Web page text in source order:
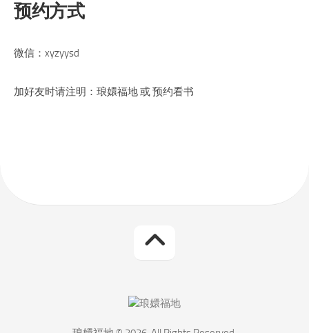
预约方式
微信：xyzyysd
加好友时请注明：琅嬛福地 或 预约看书